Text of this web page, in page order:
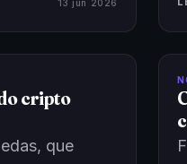
13 jun 2026
cripto
que